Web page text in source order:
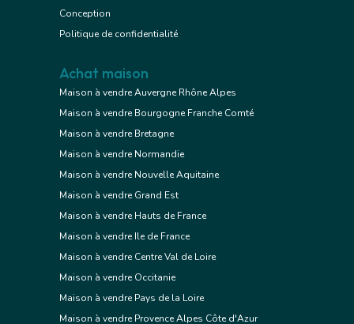
Conception
Politique de confidentialité
Achat maison
Maison à vendre Auvergne Rhône Alpes
Maison à vendre Bourgogne Franche Comté
Maison à vendre Bretagne
Maison à vendre Normandie
Maison à vendre Nouvelle Aquitaine
Maison à vendre Grand Est
Maison à vendre Hauts de France
Maison à vendre Ile de France
Maison à vendre Centre Val de Loire
Maison à vendre Occitanie
Maison à vendre Pays de la Loire
Maison à vendre Provence Alpes Côte d'Azur